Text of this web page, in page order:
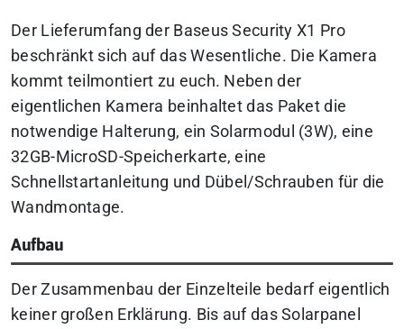
Der Lieferumfang der Baseus Security X1 Pro
beschränkt sich auf das Wesentliche. Die Kamera
kommt teilmontiert zu euch. Neben der
eigentlichen Kamera beinhaltet das Paket die
notwendige Halterung, ein Solarmodul (3W), eine
32GB-MicroSD-Speicherkarte, eine
Schnellstartanleitung und Dübel/Schrauben für die
Wandmontage.
Aufbau
Der Zusammenbau der Einzelteile bedarf eigentlich
keiner großen Erklärung. Bis auf das Solarpanel